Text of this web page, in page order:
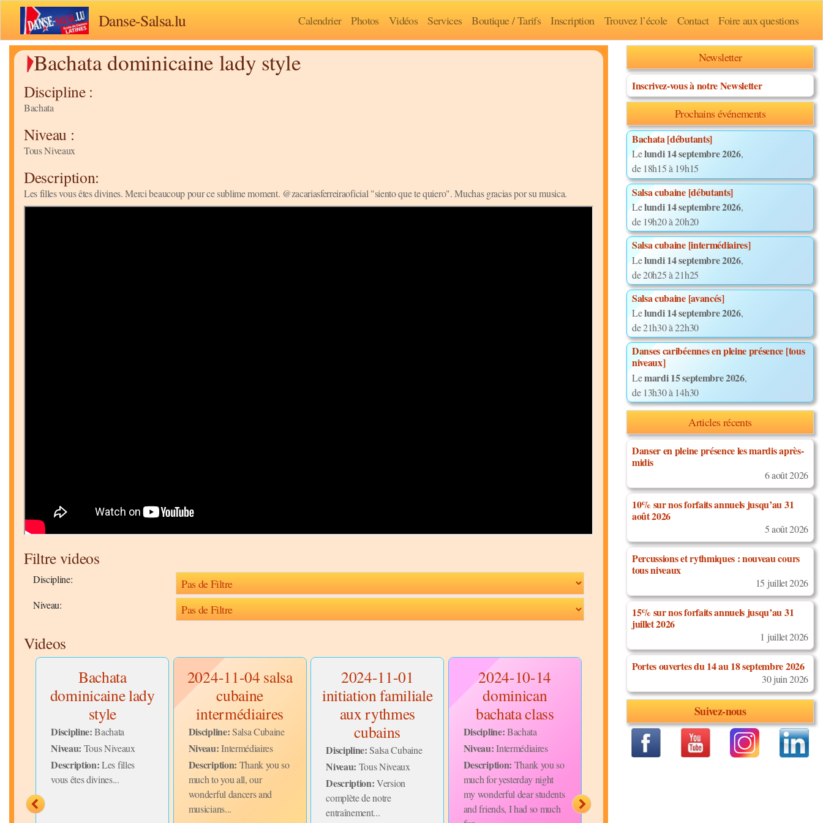
Danse-Salsa.lu Calendrier Photos Vidéos Services Boutique / Tarifs Inscription Trouvez l’école Contact Foire aux questions
Bachata dominicaine lady style
Discipline :
Bachata
Niveau :
Tous Niveaux
Description:
Les filles vous êtes divines. Merci beaucoup pour ce sublime moment. @zacariasferreiraoficial "siento que te quiero". Muchas gracias por su musica.
Filtre videos
Discipline:
Niveau:
Videos
Bachata
dominicaine lady
style
Discipline:Bachata
Niveau: Tous Niveaux
Description:Les filles
vous êtes divines...
2024-11-04 salsa
cubaine
intermédiaires
Discipline:Salsa Cubaine
Niveau:Intermédiaires
Description: Thank you so
much to you all, our
wonderful dancers and
musicians...
2024-11-01
initiation familiale
aux rythmes
cubains
Discipline:Salsa Cubaine
Niveau: Tous Niveaux
Description:Version
complète de notre
entraînement...
2024-10-14
dominican
bachata class
Discipline:Bachata
Niveau:Intermédiaires
Description: Thank you so
much for yesterday night
my wonderful dear students
and friends, I had so much
2024-10-05 soirée
Arca Bertrange
Salsa Cubaine
Niveau:Tous Niveaux
Description:Merci
beaucoup à vous tous pour
Danse afro-
avec Tebby
musiciens
Discipline:Danses
Africaines
Newsletter
Inscrivez-vous à notre Newsletter
Prochains événements
Bachata [débutants]
Lelundi 14 septembre 2026,
de 18h15 à 19h15
Salsa cubaine [débutants]
Lelundi 14 septembre 2026,
de 19h20 à 20h20
Salsa cubaine [intermédiaires]
Lelundi 14 septembre 2026,
de 20h25 à 21h25
Salsa cubaine [avancés]
Lelundi 14 septembre 2026,
de 21h30 à 22h30
Danses caribéennes en pleine présence [tous
niveaux]
Lemardi 15 septembre 2026,
de 13h30 à 14h30
Articles récents
Danser en pleine présence les mardis après-
midis
6 août 2026
10% sur nos forfaits annuels jusqu’au 31
août 2026
5 août 2026
Percussions et rythmiques : nouveau cours
tous niveaux
15 juillet 2026
15% sur nos forfaits annuels jusqu’au 31
juillet 2026
1 juillet 2026
Portes ouvertes du 14 au 18 septembre 2026
30 juin 2026
Suivez-nous